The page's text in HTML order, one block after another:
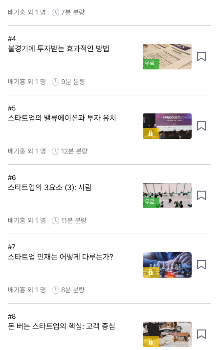
배기홍 외 1 명 7분 분량
#4
불경기에 투자받는 효과적인 방법
무료
배기홍 외 1 명 9분 분량
#5
스타트업의 밸류에이션과 투자 유치
배기홍 외 1 명 12분 분량
#6
스타트업의 3요소 (3): 사람
무료
배기홍 외 1 명 11분 분량
#7
스타트업 인재는 어떻게 다루는가?
배기홍 외 1 명 8분 분량
#8
돈 버는 스타트업의 핵심: 고객 중심